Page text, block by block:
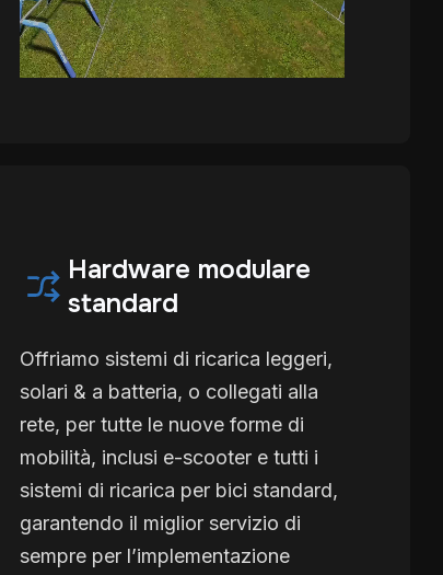
Hardware modulare
standard
Offriamo sistemi di ricarica leggeri,
solari & a batteria, o collegati alla
rete, per tutte le nuove forme di
mobilità, inclusi e-scooter e tutti i
sistemi di ricarica per bici standard,
garantendo il miglior servizio di
sempre per l’implementazione